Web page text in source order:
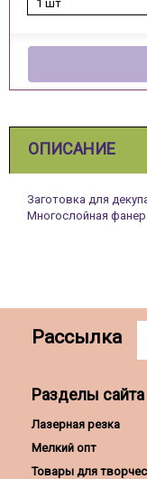
ОПИСАНИЕ
Заготовка для
Многослойная
Рассылка
Разделы сайта
Лазерная резка
Мелкий опт
Товары для